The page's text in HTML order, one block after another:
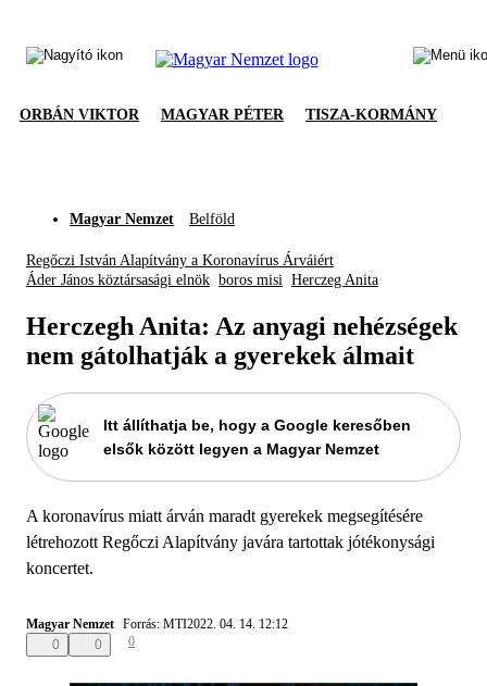
ORBÁN VIKTOR MAGYAR PÉTER TISZA-KORMÁNY
Magyar Nemzet Belföld
Regőczi István Alapítvány a Koronavírus Árváiért
Áder János köztársasági elnök boros misi Herczeg Anita
Herczegh Anita: Az anyagi nehézségek
nem gátolhatják a gyerekek álmait
Itt állíthatja be, hogy a Google keresőben
elsők között legyen a Magyar Nemzet
A koronavírus miatt árván maradt gyerekek megsegítésére
létrehozott Regőczi Alapítvány javára tartottak jótékonysági
koncertet.
Magyar Nemzet Forrás: MTI2022. 04. 14. 12:12
0
0 0